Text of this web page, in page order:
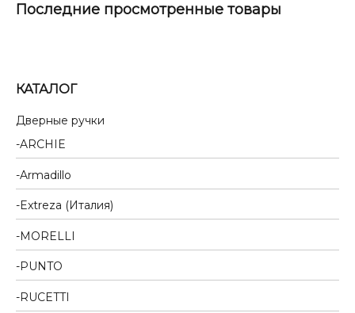
КАТАЛОГ
Дверные ручки
ARCHIE
Armadillo
Extreza (Италия)
MORELLI
PUNTO
RUCETTI
Последние просмотренные товары